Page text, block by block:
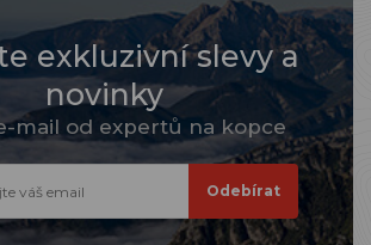
exkluzivní slevy a
novinky
mail od expertů na kopce